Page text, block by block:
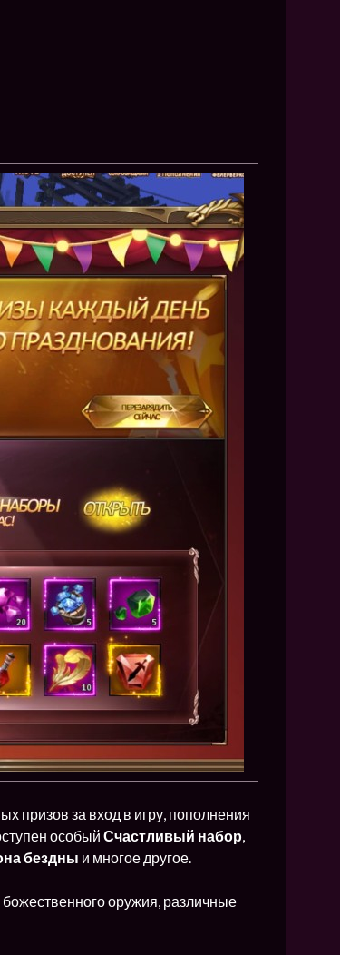
призов за вход в игру, пополнения
особый Счастливый набор,
бездны и многое другое.
оружия, различные